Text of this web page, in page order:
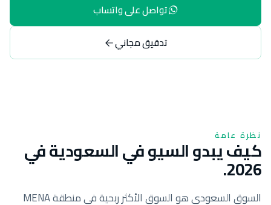
تواصل على واتساب
تدقيق مجاني
نظرة عامة
كيف يبدو السيو في السعودية في
2026.
السوق السعودي هو السوق الأكثر ربحية في منطقة MENA